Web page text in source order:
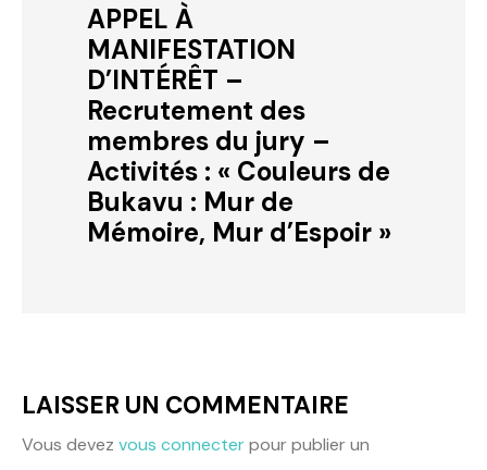
APPEL À
MANIFESTATION
D’INTÉRÊT –
Recrutement des
membres du jury –
Activités : « Couleurs de
Bukavu : Mur de
Mémoire, Mur d’Espoir »
LAISSER UN COMMENTAIRE
Vous devez vous connecterpour publier un